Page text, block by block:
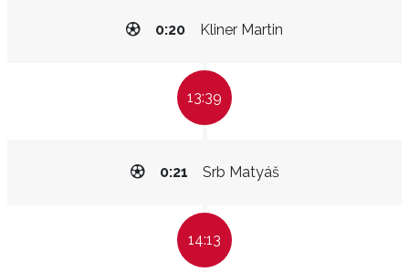
Kliner Martin
0:20
13:39
Srb Matyáš
0:21
14:13